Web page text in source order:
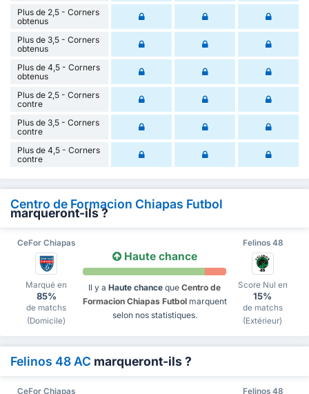
Plus de 2,5 - Corners
obtenus
Plus de 3,5 - Corners
obtenus
Plus de 4,5 - Corners
obtenus
Plus de 2,5 - Corners
contre
Plus de 3,5 - Corners
contre
Plus de 4,5 - Corners
contre
Centro de Formacion Chiapas Futbol
marqueront-ils ?
CeFor Chiapas Felinos 48
Marqué en
85%
de matchs
(Domicile)
Haute chance
Il y a Haute chance que Centro de
Formacion Chiapas Futbolmarquent
selon nos statistiques.
Score Nul en
15%
de matchs
(Extérieur)
Felinos 48 AC marqueront-ils ?
CeFor Chiapas Felinos 48